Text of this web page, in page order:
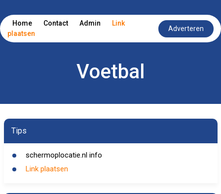
Home Contact Admin
Link
plaatsen
Adverteren
Voetbal
Tips
schermoplocatie.nl info
Link plaatsen